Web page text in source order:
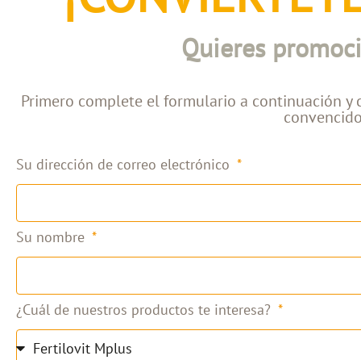
Quieres
Primero complete el formulario a continuación y
Su dirección de correo electrónico
Su nombre
¿Cuál de nuestros productos te interesa?